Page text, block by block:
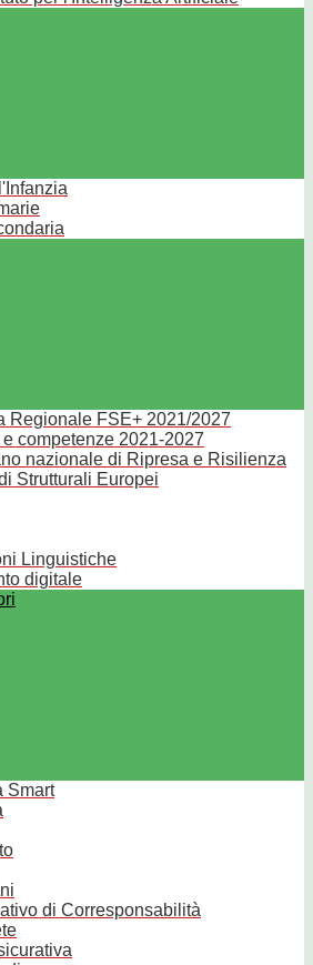
Regionale FSE+ 2021/2027
competenze 2021-2027
nazionale di Ripresa e Risilienza
Strutturali Europei
Linguistiche
digitale
Smart
di Corresponsabilità